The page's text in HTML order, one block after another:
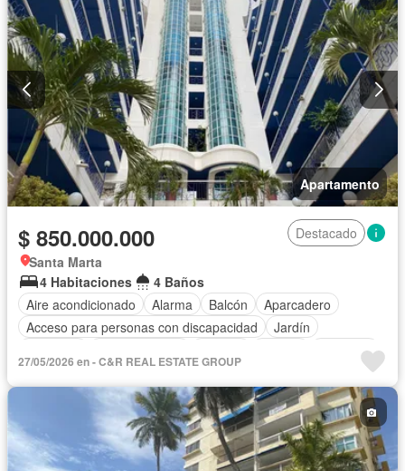
Apartamento
$ 850.000.000
Destacado
Santa Marta
4 Habitaciones
4 Baños
Aire acondicionado
Alarma Balcón
Aparcadero
Acceso para personas con discapacidad
Jardín
Ascensor
Gas natural
Vista panorámica
Seguridad privada
Cuarto de servicio
Piscina Agua
27/05/2026 en - C&R REAL ESTATE GROUP